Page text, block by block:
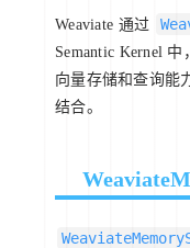
Weaviate 通过
Semantic Kernel 中
向量存储和查询能
结合。